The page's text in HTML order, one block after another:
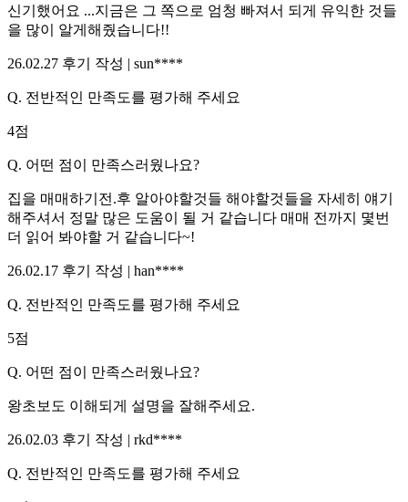
신기했어요 ...지금은 그 쪽으로 엄청 빠져서 되게 유익한 것들
을 많이 알게해줬습니다!!
26.02.27 후기 작성 | sun****
Q. 전반적인 만족도를 평가해 주세요
4점
Q. 어떤 점이 만족스러웠나요?
집을 매매하기전.후 알아야할것들 해야할것들을 자세히 얘기
해주셔서 정말 많은 도움이 될 거 같습니다 매매 전까지 몇번
더 읽어 봐야할 거 같습니다~!
26.02.17 후기 작성 | han****
Q. 전반적인 만족도를 평가해 주세요
5점
Q. 어떤 점이 만족스러웠나요?
왕초보도 이해되게 설명을 잘해주세요.
26.02.03 후기 작성 | rkd****
Q. 전반적인 만족도를 평가해 주세요